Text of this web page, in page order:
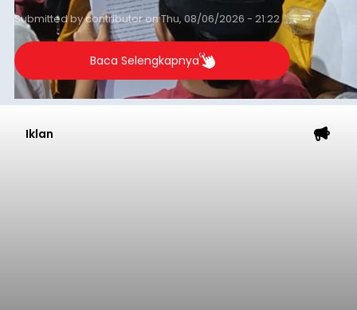
Submitted bycontributoronThu, 08/06/2026 - 21:22
Baca Selengkapnya
Iklan